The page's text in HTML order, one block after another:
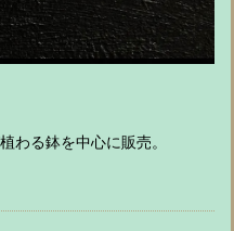
わる鉢を中心に販売。